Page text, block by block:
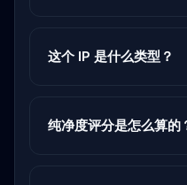
这个 IP 是什么类型？
纯净度评分是怎么算的